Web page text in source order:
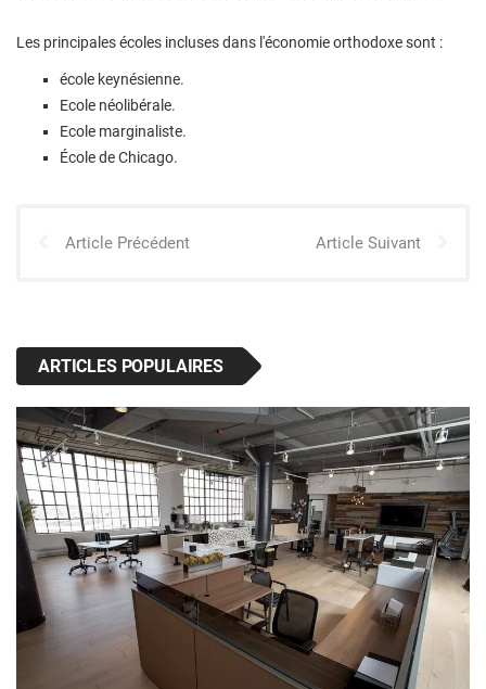
Les principales écoles incluses dans l'économie orthodoxe sont :
école keynésienne.
Ecole néolibérale.
Ecole marginaliste.
École de Chicago.
Article Précédent Article Suivant
ARTICLES POPULAIRES